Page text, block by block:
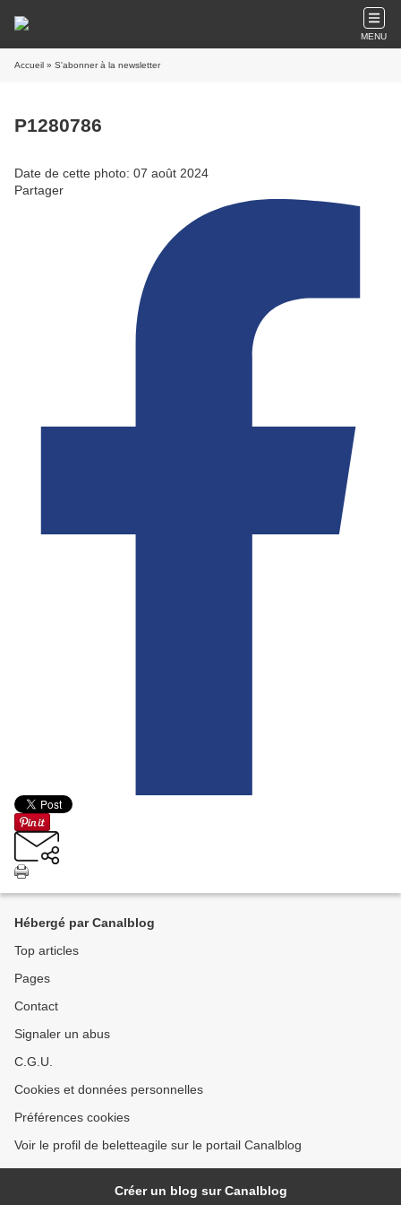
MENU
Accueil » S'abonner à la newsletter
P1280786
Date de cette photo: 07 août 2024
Partager
Hébergé par Canalblog
Top articles
Pages
Contact
Signaler un abus
C.G.U.
Cookies et données personnelles
Préférences cookies
Voir le profil de beletteagile sur le portail Canalblog
Créer un blog sur Canalblog